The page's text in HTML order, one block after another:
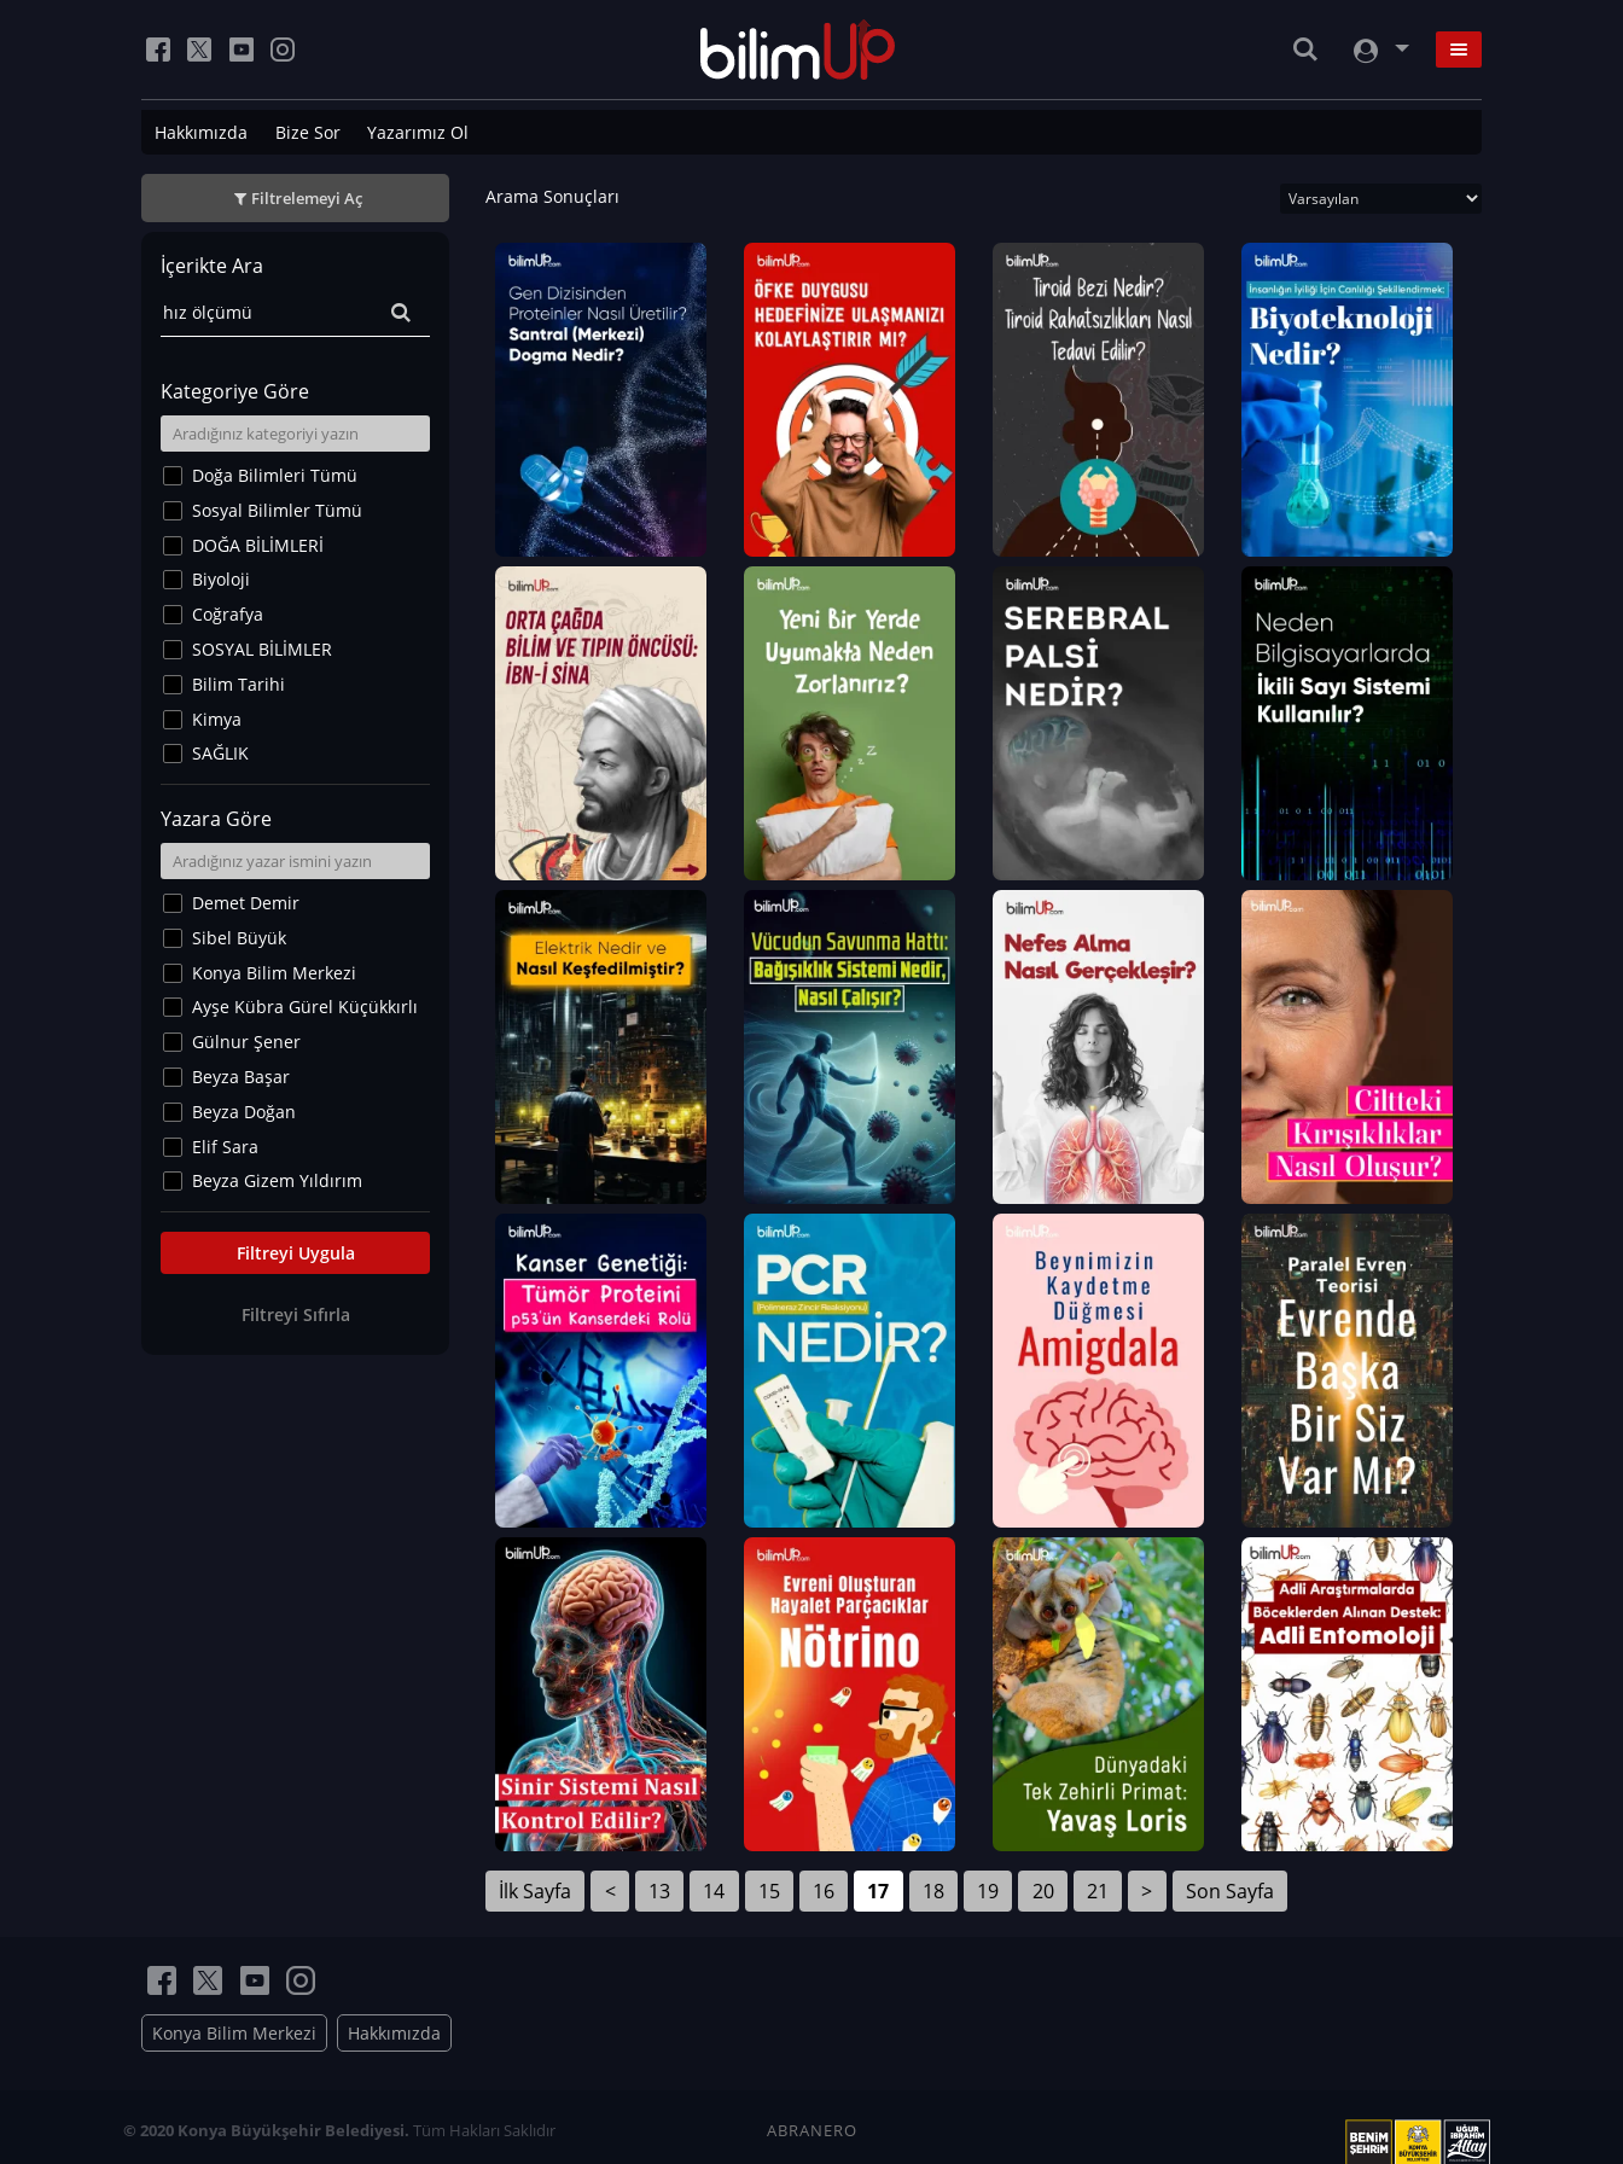
Hakkımızda Bize Sor Yazarımız Ol
Filtrelemeyi Aç
İçerikte Ara
Kategoriye Göre
Doğa Bilimleri Tümü
Sosyal Bilimler Tümü
DOĞA BİLİMLERİ
Biyoloji
Coğrafya
SOSYAL BİLİMLER
Bilim Tarihi
Kimya
SAĞLIK
Sanat Tarihi
Fizik
Yer Bilimleri
Astronomi ve Uzay
Noroloji
Matematik
Teknoloji
İklim Değişikliği
Arkeoloji
Kültür&Sanat
Yaşam Tavsiyeleri
Merakoloji
Eğitim Bilimleri
Yazara Göre
Demet Demir
Sibel Büyük
Konya Bilim Merkezi
Ayşe Kübra Gürel Küçükkırlı
Gülnur Şener
Beyza Başar
Beyza Doğan
Elif Sara
Beyza Gizem Yıldırım
İlknur İyigökler
Büşra Elif Kıvrak
Can TORUN
Filtreyi Uygula
Filtreyi Sıfırla
Arama Sonuçları
İlk Sayfa < 13 14 15 16 17 18 19 20 21 > Son Sayfa
Konya Bilim Merkezi Hakkımızda
© 2020 Konya Büyükşehir Belediyesi. Tüm Hakları Saklıdır ABRANERO